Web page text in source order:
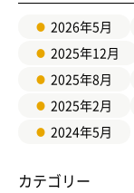
2026年5月
2025年12月
2025年8月
2025年2月
2024年5月
カテゴリー